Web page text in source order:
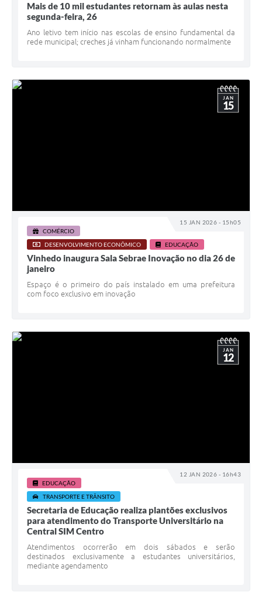
Mais de 10 mil estudantes retornam às aulas nesta
segunda-feira, 26
Ano letivo tem início nas escolas de ensino fundamental da
rede municipal; creches já vinham funcionando normalmente
15 JAN 2026 - 15h05
JAN
15
COMÉRCIO
DESENVOLVIMENTO ECONÔMICO
EDUCAÇÃO
Vinhedo inaugura Sala Sebrae Inovação no dia 26 de
janeiro
Espaço é o primeiro do país instalado em uma prefeitura
com foco exclusivo em inovação
12 JAN 2026 - 16h43
JAN
12
EDUCAÇÃO
TRANSPORTE E TRÂNSITO
Secretaria de Educação realiza plantões exclusivos
para atendimento do Transporte Universitário na
Central SIM Centro
Atendimentos ocorrerão em dois sábados e serão
destinados exclusivamente a estudantes universitários,
mediante agendamento